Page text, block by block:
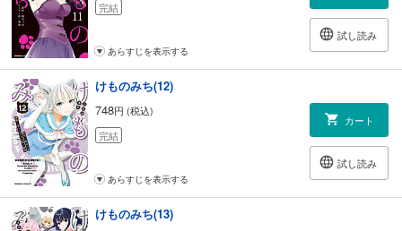
完結
試し読み
あらすじを表示する
けものみち(12)
748円 (税込)
完結
カート
試し読み
あらすじを表示する
けものみち(13)